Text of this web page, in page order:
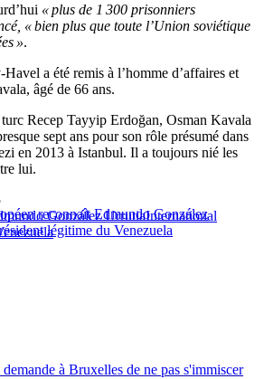
« plus de 1 300 prisonniers
« bien plus que toute l’Union soviétique
».
a été remis à l’homme d’affaires et
âgé de 66 ans.
Recep Tayyip Erdoğan, Osman Kavala
sept ans pour son rôle présumé dans
en 2013 à Istanbul. Il a toujours nié les
lui.
reconnaît Edmundo González
légitime du Venezuela
González UrrutiaInternational
à Bruxelles de ne pas s'immiscer